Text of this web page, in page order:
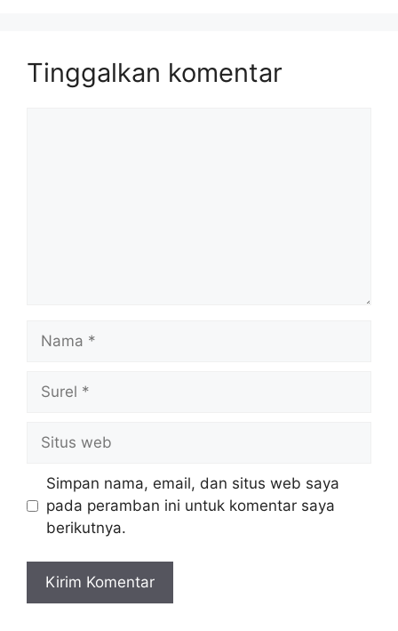
Tinggalkan komentar
web
Simpan nama, email, dan situs web saya
pada peramban ini untuk komentar saya
berikutnya.